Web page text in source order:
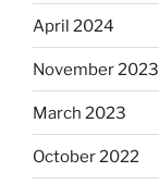
April 2024
November 2023
March 2023
October 2022